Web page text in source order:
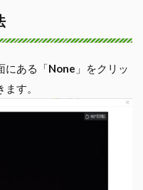
にある「None 」をクリッ
す。